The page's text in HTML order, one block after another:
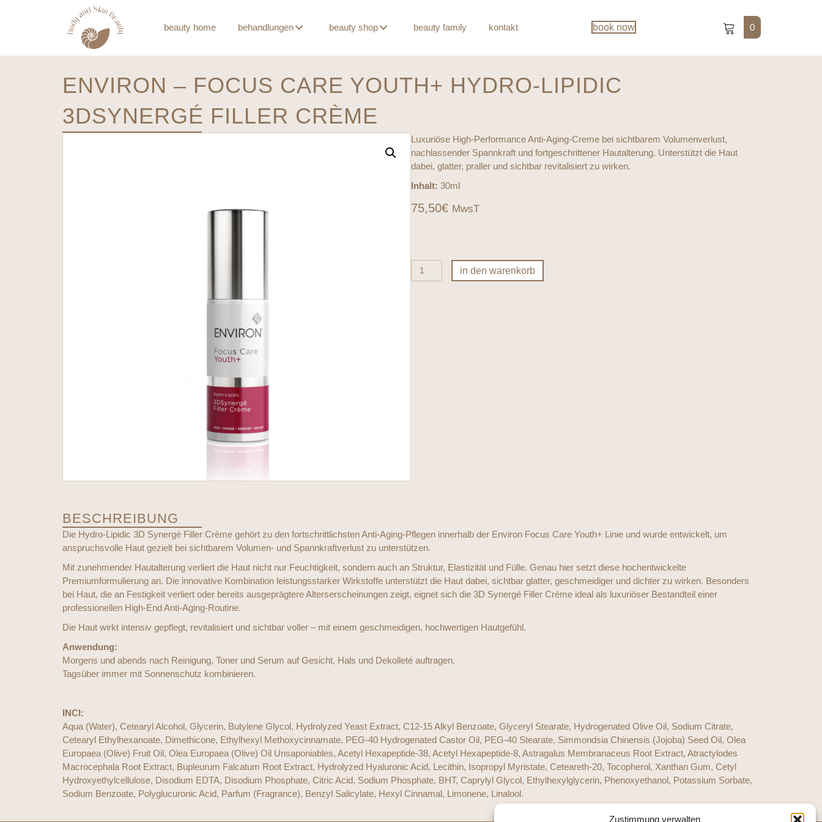
Zustimmung verwalten
beauty home behandlungen beauty shop beauty family kontakt book now 0
ENVIRON – FOCUS CARE YOUTH+ HYDRO-LIPIDIC
3DSYNERGÉ FILLER CRÈME
Luxuriöse High-Performance Anti-Aging-Creme bei sichtbarem Volumenverlust,
nachlassender Spannkraft und fortgeschrittener Hautalterung. Unterstützt die Haut
dabei, glatter, praller und sichtbar revitalisiert zu wirken.
Inhalt: 30ml
75,50€ MwsT
ENVIRON
-
in den warenkorb
BESCHREIBUNG
Die Hydro-Lipidic 3D Synergé Filler Crème gehört zu den fortschrittlichsten Anti-Aging-Pflegen innerhalb der Environ Focus Care Youth+ Linie und wurde entwickelt, um
anspruchsvolle Haut gezielt bei sichtbarem Volumen- und Spannkraftverlust zu unterstützen.
Mit zunehmender Hautalterung verliert die Haut nicht nur Feuchtigkeit, sondern auch an Struktur, Elastizität und Fülle. Genau hier setzt diese hochentwickelte
Premiumformulierung an. Die innovative Kombination leistungsstarker Wirkstoffe unterstützt die Haut dabei, sichtbar glatter, geschmeidiger und dichter zu wirken. Besonders
bei Haut, die an Festigkeit verliert oder bereits ausgeprägtere Alterserscheinungen zeigt, eignet sich die 3D Synergé Filler Crème ideal als luxuriöser Bestandteil einer
professionellen High-End Anti-Aging-Routine.
Die Haut wirkt intensiv gepflegt, revitalisiert und sichtbar voller – mit einem geschmeidigen, hochwertigen Hautgefühl.
Anwendung:
Morgens und abends nach Reinigung, Toner und Serum auf Gesicht, Hals und Dekolleté auftragen.
Tagsüber immer mit Sonnenschutz kombinieren.
INCI:
Aqua (Water), Cetearyl Alcohol, Glycerin, Butylene Glycol, Hydrolyzed Yeast Extract, C12-15 Alkyl Benzoate, Glyceryl Stearate, Hydrogenated Olive Oil, Sodium Citrate,
Cetearyl Ethylhexanoate, Dimethicone, Ethylhexyl Methoxycinnamate, PEG-40 Hydrogenated Castor Oil, PEG-40 Stearate, Simmondsia Chinensis (Jojoba) Seed Oil, Olea
Europaea (Olive) Fruit Oil, Olea Europaea (Olive) Oil Unsaponi­ables, Acetyl Hexapeptide-38, Acetyl Hexapeptide-8, Astragalus Membranaceus Root Extract, Atractylodes
Macrocephala Root Extract, Bupleurum Falcatum Root Extract, Hydrolyzed Hyaluronic Acid, Lecithin, Isopropyl Myristate, Ceteareth-20, Tocopherol, Xanthan Gum, Cetyl
Hydroxyethylcellulose, Disodium EDTA, Disodium Phosphate, Citric Acid, Sodium Phosphate, BHT, Caprylyl Glycol, Ethylhexylglycerin, Phenoxyethanol, Potassium Sorbate,
Sodium Benzoate, Polyglucuronic Acid, Parfum (Fragrance), Benzyl Salicylate, Hexyl Cinnamal, Limonene, Linalool.